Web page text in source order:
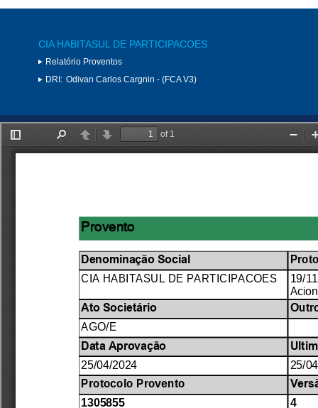
CIA HABITASUL DE PARTICIPACOES
Relatório Proventos
DRI: Odivan Carlos Cargnin - (FCA V3)